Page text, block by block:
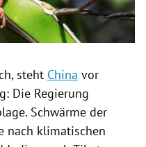
steht China vor
Die Regierung
. Schwärme der
nach klimatischen